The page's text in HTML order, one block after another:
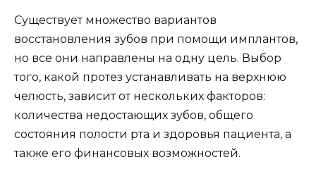
Существует множество вариантов
восстановления зубов при помощи имплантов,
но все они направлены на одну цель. Выбор
того, какой протез устанавливать на верхнюю
челюсть, зависит от нескольких факторов:
количества недостающих зубов, общего
состояния полости рта и здоровья пациента, а
также его финансовых возможностей.